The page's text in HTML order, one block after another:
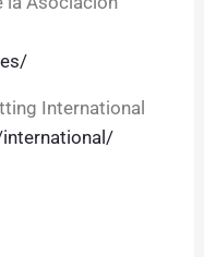
International